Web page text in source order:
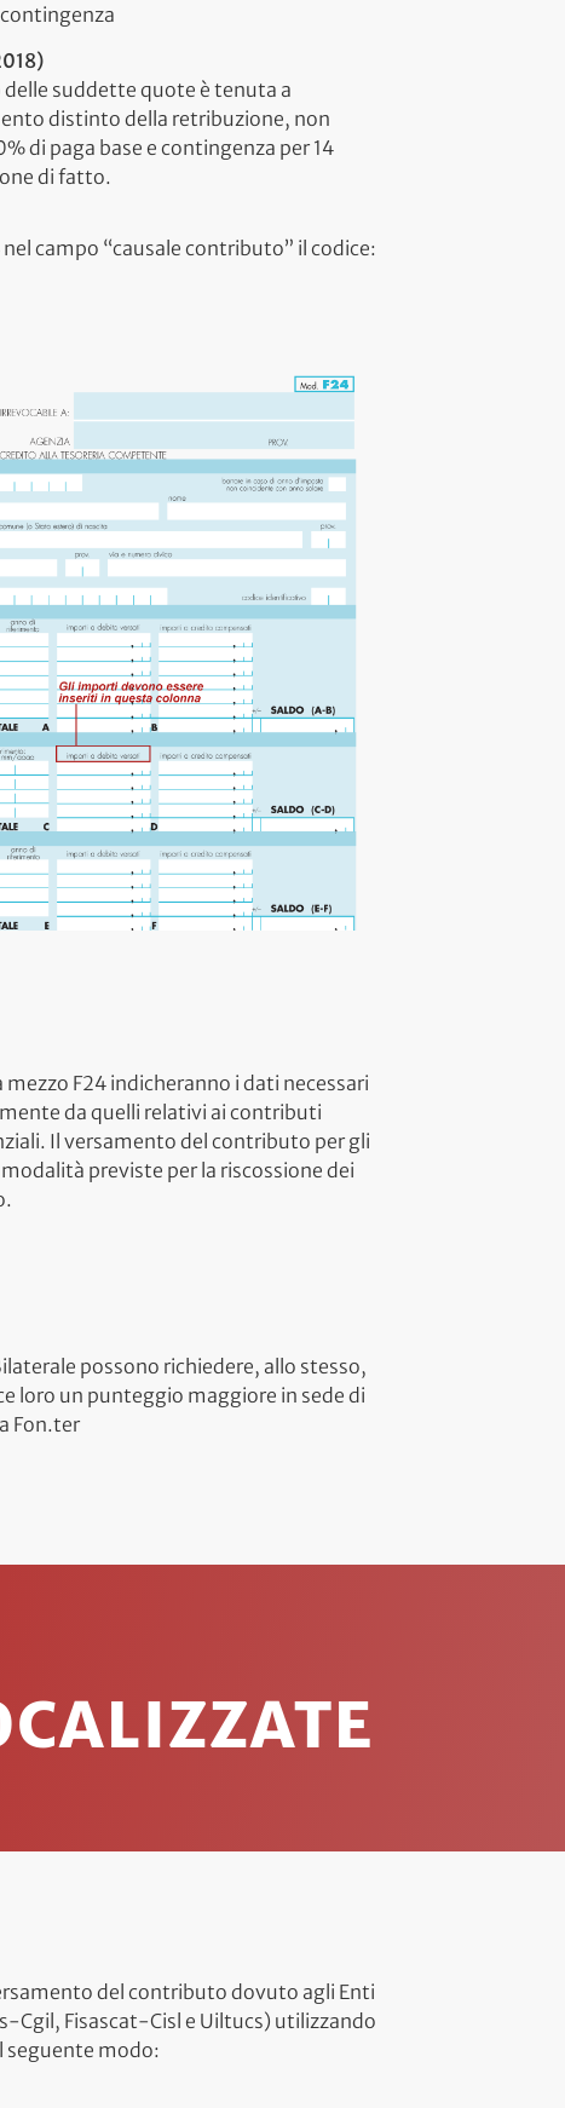
contingenza
delle suddette quote è tenuta a
distinto della retribuzione, non
di paga base e contingenza per 14
di fatto.
campo “causale contributo” il codice:
F24 indicheranno i dati necessari
da quelli relativi ai contributi
Il versamento del contributo per gli
previste per la riscossione dei
possono richiedere, allo stesso,
loro un punteggio maggiore in sede di
Fon.ter
del contributo dovuto agli Enti
Cgil, Fisascat-Cisl e Uiltucs) utilizzando
seguente modo: